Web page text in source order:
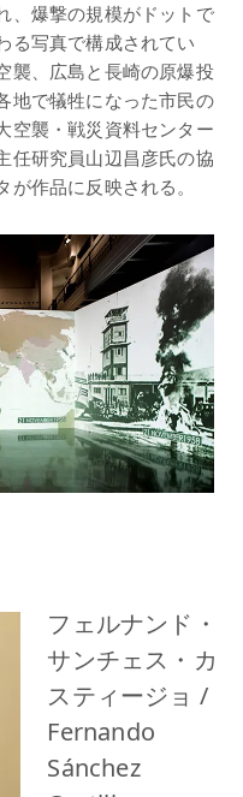
、爆撃の規模がドットで
る写真で構成されてい
襲、広島と長崎の原爆投
地で犠牲になった市民の
空襲・戦災資料センター
任研究員山辺昌彦氏の協
作品に反映される。
フェルナンド・
サンチェス・カ
スティージョ /
Fernando
Sánchez